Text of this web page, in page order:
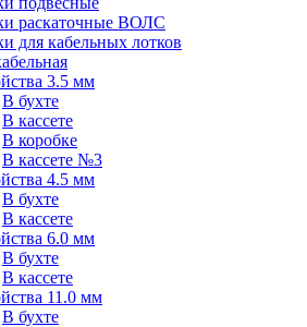
раскаточные ВОЛС
для кабельных лотков
3.5 мм
В бухте
В кассете
В коробке
В кассете №3
4.5 мм
В бухте
В кассете
6.0 мм
В бухте
В кассете
11.0 мм
В бухте